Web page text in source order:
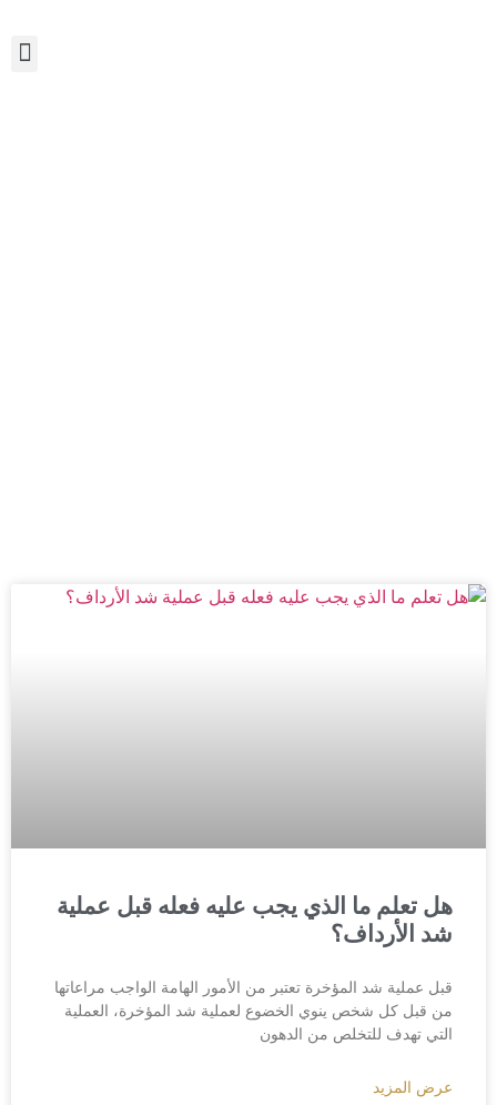
هل تعلم ما الذي يجب عليه فعله قبل عملية
شد الأرداف؟
قبل عملية شد المؤخرة تعتبر من الأمور الهامة الواجب مراعاتها
من قبل كل شخص ينوي الخضوع لعملية شد المؤخرة، العملية
التي تهدف للتخلص من الدهون
عرض المزيد